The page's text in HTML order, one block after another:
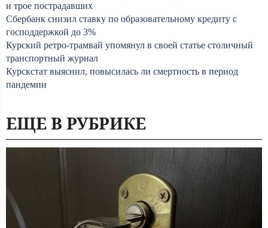
и трое пострадавших
Сбербанк снизил ставку по образовательному кредиту с
господдержкой до 3%
Курский ретро-трамвай упомянул в своей статье столичный
транспортный журнал
Курскстат выяснил, повысилась ли смертность в период
пандемии
ЕЩЕ В РУБРИКЕ